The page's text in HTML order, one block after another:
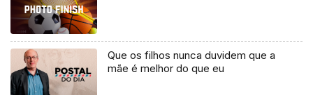
Que os filhos nunca duvidem que a
mãe é melhor do que eu